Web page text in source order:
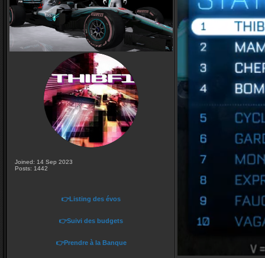
Joined: 14 Sep 2023
Posts: 1442
👉Listing des évos
👉Suivi des budgets
👉Prendre à la Banque